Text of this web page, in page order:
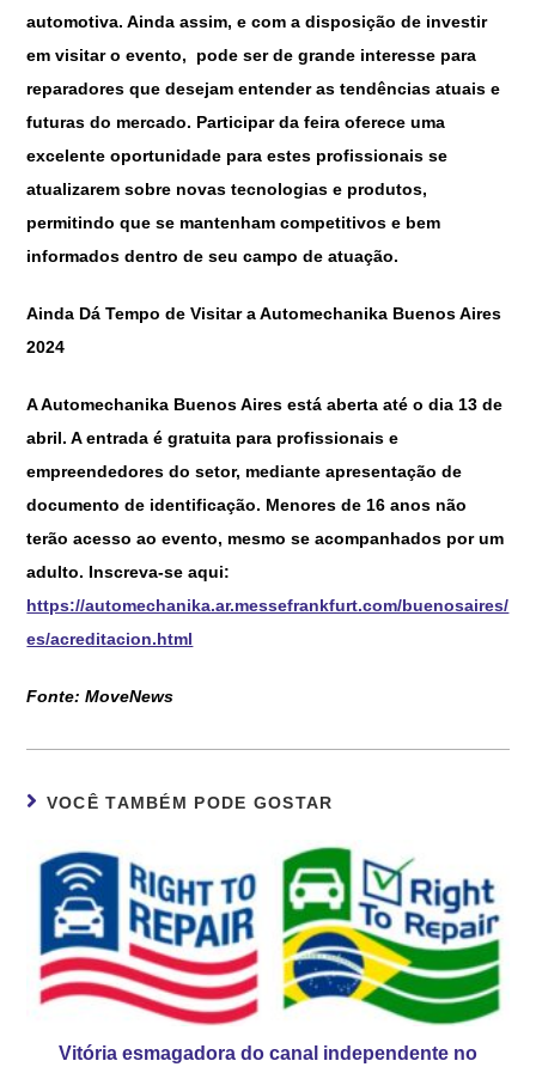
automotiva. Ainda assim, e com a disposição de investir
em visitar o evento, pode ser de grande interesse para
reparadores que desejam entender as tendências atuais e
futuras do mercado. Participar da feira oferece uma
excelente oportunidade para estes profissionais se
atualizarem sobre novas tecnologias e produtos,
permitindo que se mantenham competitivos e bem
informados dentro de seu campo de atuação.
Ainda Dá Tempo de Visitar a Automechanika Buenos Aires
2024
A Automechanika Buenos Aires está aberta até o dia 13 de
abril. A entrada é gratuita para profissionais e
empreendedores do setor, mediante apresentação de
documento de identificação. Menores de 16 anos não
terão acesso ao evento, mesmo se acompanhados por um
adulto​. Inscreva-se aqui:
https://automechanika.ar.messefrankfurt.com/buenosaires/
es/acreditacion.html
Fonte: MoveNews
VOCÊ TAMBÉM PODE GOSTAR
Vitória esmagadora do canal independente no